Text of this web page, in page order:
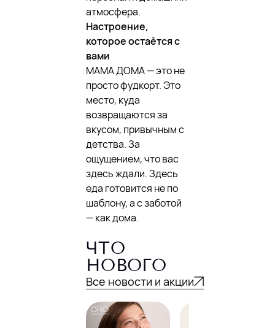
атмосфера.
Настроение,
которое остаётся с
вами
МАМА ДОМА — это не
просто фудкорт. Это
место, куда
возвращаются за
вкусом, привычным с
детства. За
ощущением, что вас
здесь ждали. Здесь
еда готовится не по
шаблону, а с заботой
— как дома.
ЧТО
НОВОГО
Все новости и акции